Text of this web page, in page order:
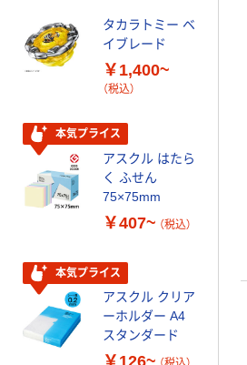
タカラトミー ベ
イブレード
￥1,400~
（税込）
本気プライス
アスクル はたら
く ふせん
75×75mm
￥407~ （税込）
本気プライス
アスクル クリア
ーホルダー A4
スタンダード